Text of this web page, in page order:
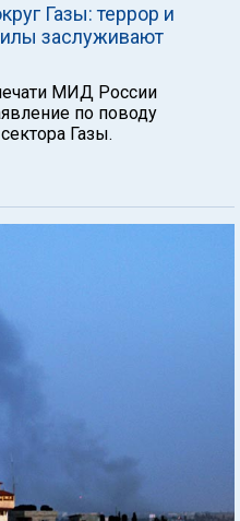
Газы: террор и
заслуживают
МИД России
по поводу
Газы.